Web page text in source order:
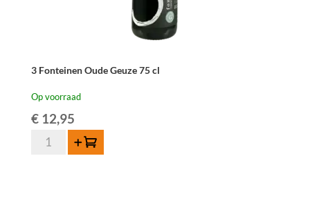
3 Fonteinen Oude Geuze 75 cl
Op voorraad
€12,95
Fonteinen
Toevoegen